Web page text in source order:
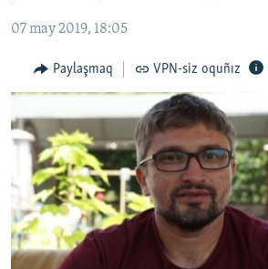
İNSAN AQLARI
VİDEO
BLOGLAR
FİKİR
Русский
Українською
07 may 2019, 18:05
Paylaşmaq VPN-siz oquñız